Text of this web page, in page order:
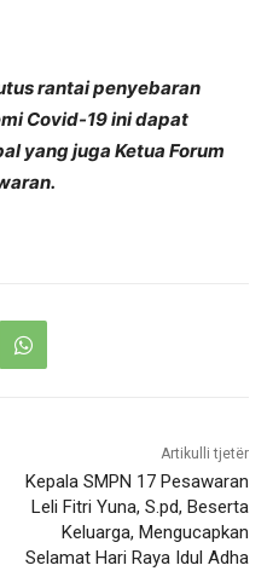
rantai penyebaran
Covid-19 ini dapat
yang juga Ketua Forum
Artikulli tjetër
Kepala SMPN 17 Pesawaran
Leli Fitri Yuna, S.pd, Beserta
Keluarga, Mengucapkan
Selamat Hari Raya Idul Adha